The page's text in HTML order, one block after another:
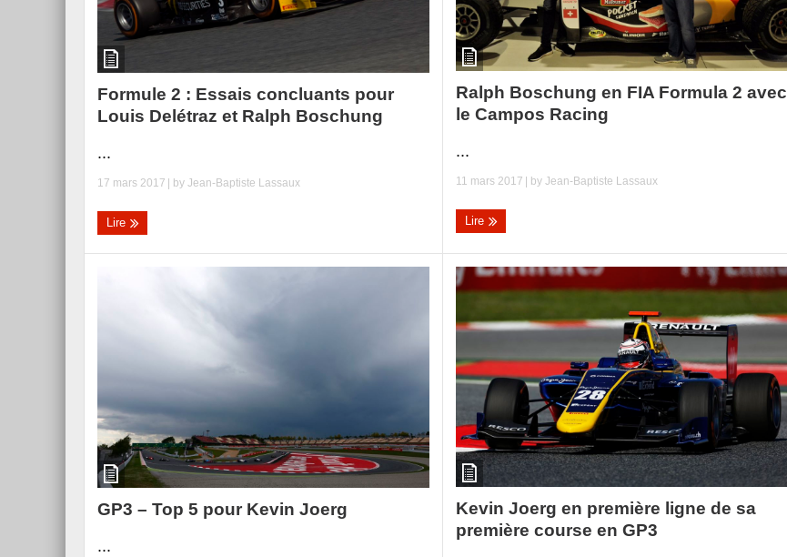
Formule 2 : Essais concluants pour
Louis Delétraz et Ralph Boschung
...
17 mars 2017 | by Jean-Baptiste Lassaux
Lire
Ralph Boschung en FIA Formula 2 avec
le Campos Racing
...
11 mars 2017 | byJean-Baptiste Lassaux
Lire
GP3 – Top 5 pour Kevin Joerg
...
Kevin Joerg en première ligne de sa
première course en GP3
Essai – Morgan Supersport